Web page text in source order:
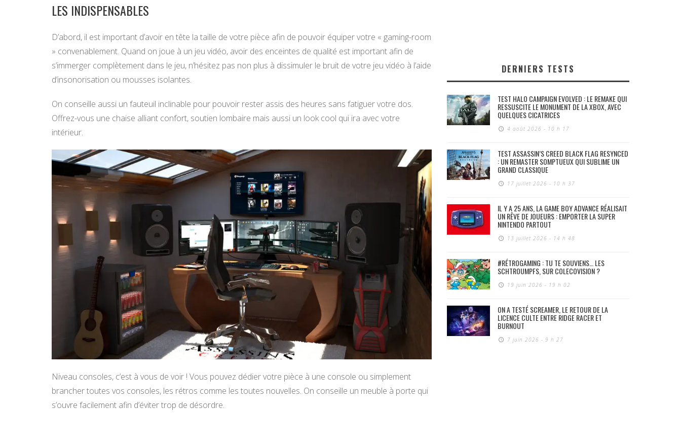
LES INDISPENSABLES
D’abord, il est important d’avoir en tête la taille de votre pièce afin de pouvoir équiper votre « gaming-room
» convenablement. Quand on joue à un jeu vidéo, avoir des enceintes de qualité est important afin de
s’immerger complètement dans le jeu, n’hésitez pas non plus à dissimuler le bruit de votre jeu vidéo à l’aide
d’insonorisation ou mousses isolantes.
On conseille aussi un fauteuil inclinable pour pouvoir rester assis des heures sans fatiguer votre dos.
Offrez-vous une chaise alliant confort, soutien lombaire mais aussi un look cool qui ira avec votre
intérieur.
Niveau consoles, c’est à vous de voir ! Vous pouvez dédier votre pièce à une console ou simplement
brancher toutes vos consoles, les rétros comme les toutes nouvelles. On conseille un meuble à porte qui
s’ouvre facilement afin d’éviter trop de désordre.
DERNIERS TESTS
TEST HALO CAMPAIGN EVOLVED : LE REMAKE QUI
RESSUSCITE LE MONUMENT DE LA XBOX, AVEC
QUELQUES CICATRICES
4 août 2026 - 10 h 17
TEST ASSASSIN’S CREED BLACK FLAG RESYNCED
: UN REMASTER SOMPTUEUX QUI SUBLIME UN
GRAND CLASSIQUE
17 juillet 2026 - 10 h 37
IL Y A 25 ANS, LA GAME BOY ADVANCE RÉALISAIT
UN RÊVE DE JOUEURS : EMPORTER LA SUPER
NINTENDO PARTOUT
13 juillet 2026 - 14 h 48
#RÉTROGAMING : TU TE SOUVIENS… LES
SCHTROUMPFS, SUR COLECOVISION ?
19 juin 2026 - 19 h 02
ON A TESTÉ SCREAMER, LE RETOUR DE LA
LICENCE CULTE ENTRE RIDGE RACER ET
BURNOUT
7 juin 2026 - 9 h 27